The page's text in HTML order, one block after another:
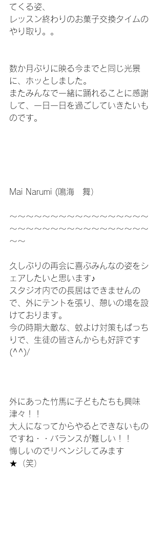
てくる姿、
レッスン終わりのお菓子交換タイムの
やり取り。。
数か月ぶりに映る今までと同じ光景
に、ホッとしました。
またみんなで一緒に踊れることに感謝
して、一日一日を過ごしていきたいも
のです。
Mai Narumi (鳴海　舞）
～～～～～～～～～～～～～～～～～
～～～～～～～～～～～～～～～～～
～～
久しぶりの再会に喜ぶみんなの姿をシ
ェアしたいと思います♪
スタジオ内での長居はできませんの
で、外にテントを張り、憩いの場を設
けております。
今の時期大敵な、蚊よけ対策もばっち
りで、生徒の皆さんからも好評です
(^^)/
外にあった竹馬に子どもたちも興味
津々！！
大人になってからやるとできないもの
ですね・・バランスが難しい！！
悔しいのでリベンジしてみます
★（笑）